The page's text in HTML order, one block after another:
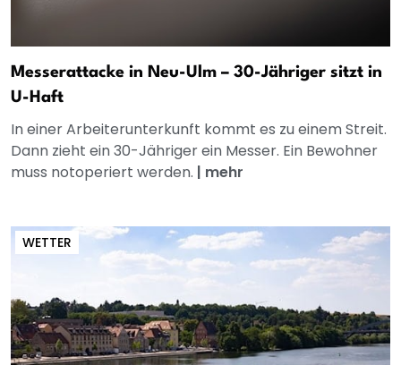
Messerattacke in Neu-Ulm – 30-Jähriger sitzt in
U-Haft
In einer Arbeiterunterkunft kommt es zu einem Streit.
Dann zieht ein 30-Jähriger ein Messer. Ein Bewohner
muss notoperiert werden. | mehr
WETTER